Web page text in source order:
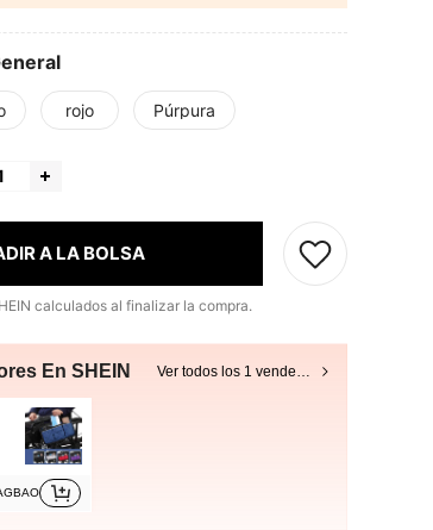
rojo Púrpura
A LA BOLSA
calculados al finalizar la compra.
En SHEIN